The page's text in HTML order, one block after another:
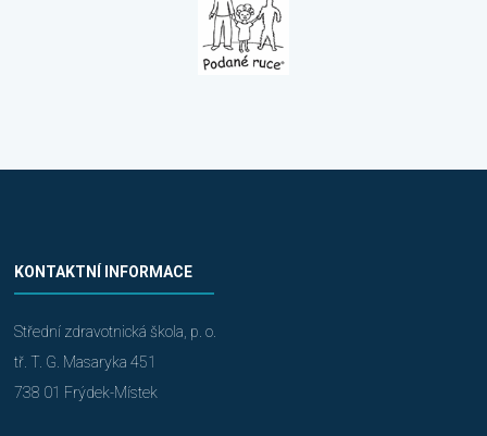
KONTAKTNÍ INFORMACE
Střední zdravotnická škola, p. o.
tř. T. G. Masaryka 451
738 01 Frýdek-Místek